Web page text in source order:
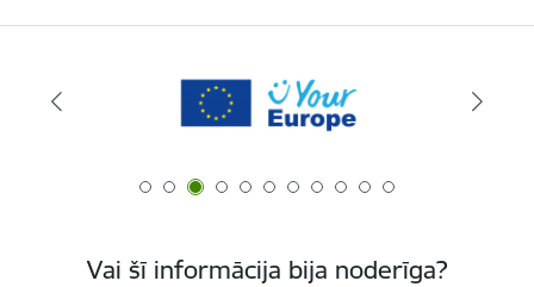
Vai šī informācija bija noderīga?